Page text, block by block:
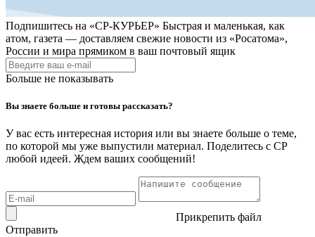
Подпишитесь на «СР-КУРЬЕР» Быстрая и маленькая, как
атом, газета — доставляем свежие новости из «Росатома»,
России и мира прямиком в ваш почтовый ящик
Больше не показывать
Вы знаете больше и готовы рассказать?
У вас есть интересная история или вы знаете больше о теме,
по которой мы уже выпустили материал. Поделитесь с СР
любой идеей. Ждем ваших сообщений!
Прикрепить файл
Отправить